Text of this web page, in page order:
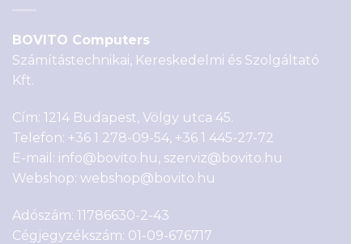
BOVITO Computers
Számítástechnikai, Kereskedelmi és Szolgáltató
Kft.
Cím: 1214 Budapest, Völgy utca 45.
Telefon: +36 1 278-09-54, +36 1 445-27-72
E-mail: info@bovito.hu, szerviz@bovito.hu
Webshop: webshop@bovito.hu
Adószám: 11786630-2-43
Cégjegyzékszám: 01-09-676717